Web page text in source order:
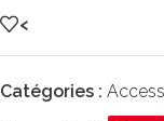
<
Catégories :